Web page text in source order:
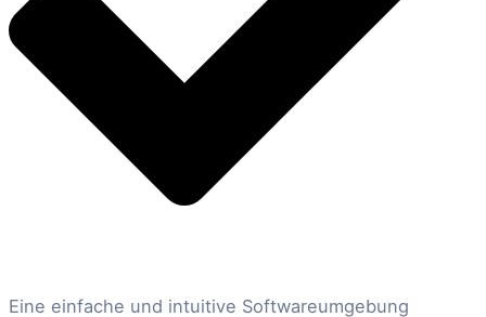
Eine einfache und intuitive Softwareumgebung